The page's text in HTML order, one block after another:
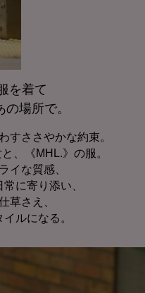
を着て
場所で。
すささやかな約束。
、《MHL.》の服。
イな質感、
に寄り添い、
草さえ、
ルになる。